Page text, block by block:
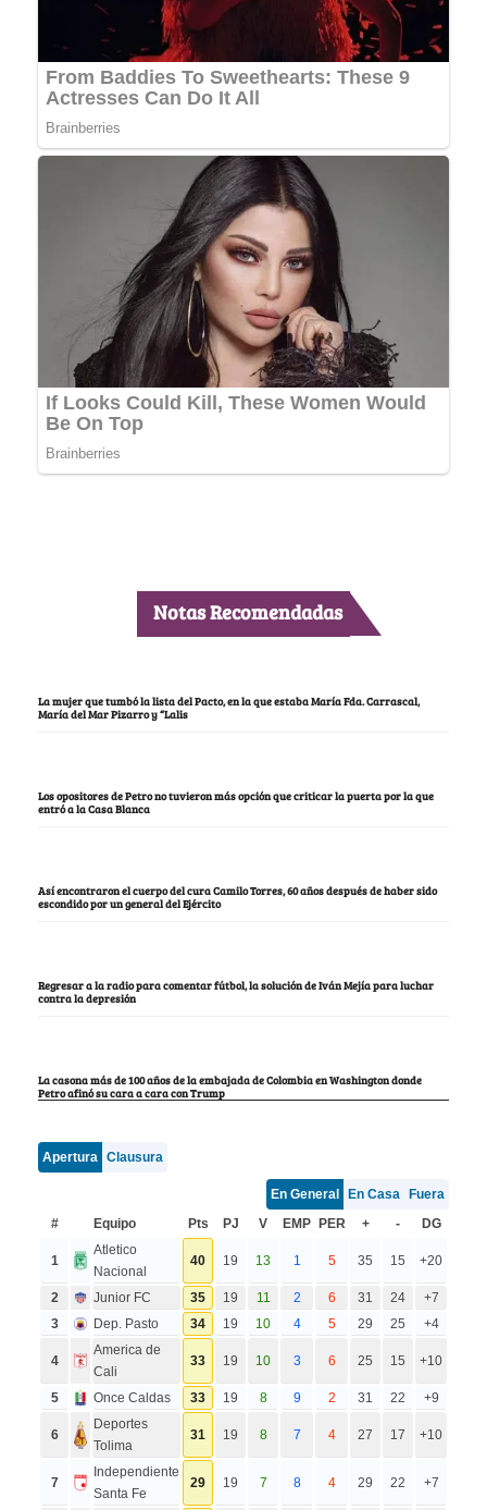
Notas Recomendadas
La mujer que tumbó la lista del Pacto, en la que estaba María Fda. Carrascal,
María del Mar Pizarro y “Lalis
Los opositores de Petro no tuvieron más opción que criticar la puerta por la que
entró a la Casa Blanca
Así encontraron el cuerpo del cura Camilo Torres, 60 años después de haber sido
escondido por un general del Ejército
Regresar a la radio para comentar fútbol, la solución de Iván Mejía para luchar
contra la depresión
La casona más de 100 años de la embajada de Colombia en Washington donde
Petro afinó su cara a cara con Trump
Apertura Clausura
En General En Casa Fuera
#
Equipo Pts PJ V EMP PER + - DG
1
Atletico
Nacional
40 19 13 1 5 35 15 +20
2 Junior FC 35 19 11 2 6 31 24
+7
3
Dep. Pasto 34 19 10 4 5 29 25 +4
4
America de
Cali
33 19 10 3 6 25 15 +10
5 Once Caldas 33 19 8 9 2 31 22 +9
6
Deportes
Tolima
31 19 8 7 4 27 17 +10
7
Independiente
Santa Fe
29 19 7 8 4 29 22 +7